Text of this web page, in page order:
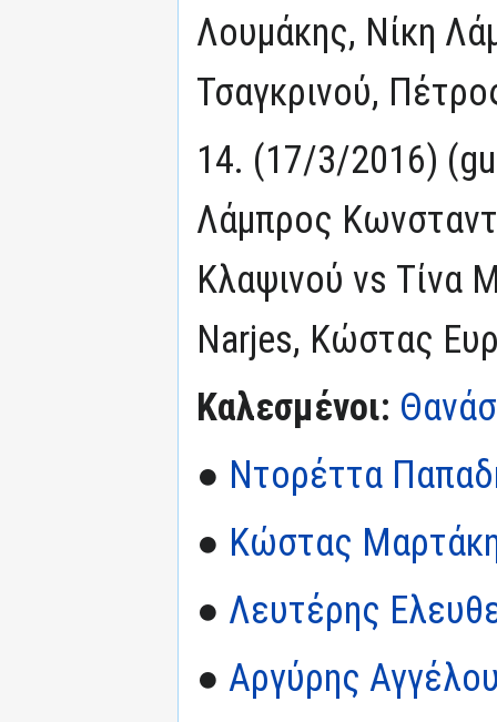
Λουμάκης, Νίκη
Τσαγκρινού,
14. (17/3/2016)
Λάμπρος
Κλαψινού vs Τίνα
Narjes, Κώστας
Καλεσμένοι:
● Ντορέττα
● Κώστας
● Λευτέρης
● Αργύρης